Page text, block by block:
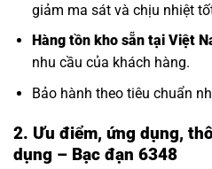
giảm ma sát và chịu nhiệt
Hàng tồn kho sẵn tại Việt
nhu cầu của khách hàng.
Bảo hành theo tiêu chuẩn
2. Ưu điểm, ứng dụng,
dụng – Bạc đạn 6348